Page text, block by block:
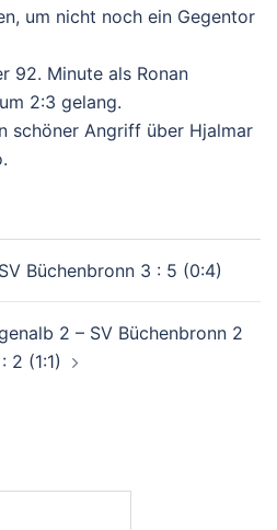
um nicht noch ein Gegentor
92. Minute als Ronan
2:3 gelang.
schöner Angriff über Hjalmar
Büchenbronn 3 : 5 (0:4)
2 – SV Büchenbronn 2
2 (1:1)